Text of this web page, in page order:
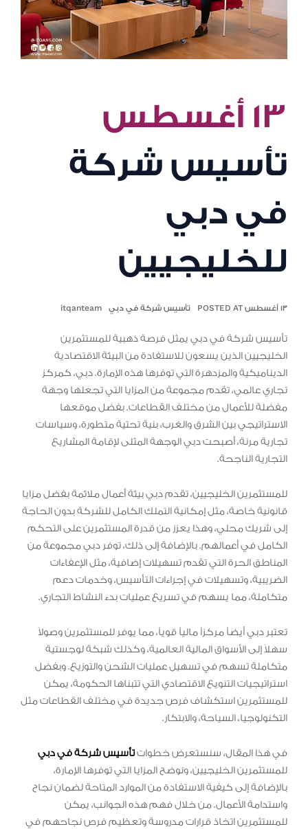
١٣ أغسطس
تأسيس شركة
في دبي
للخليجيين
١٣ أغسطس POSTED AT تأسيس شركة في دبي itqanteam
تأسيس شركة في دبي يمثل فرصة ذهبية للمستثمرين
الخليجيين الذين يسعون للاستفادة من البيئة الاقتصادية
الديناميكية والمزدهرة التي توفرها هذه الإمارة. دبي، كمركز
تجاري عالمي، تقدم مجموعة من المزايا التي تجعلها وجهة
مفضلة للأعمال من مختلف القطاعات. بفضل موقعها
الاستراتيجي بين الشرق والغرب، بنية تحتية متطورة، وسياسات
تجارية مرنة، أصبحت دبي الوجهة المثلى لإقامة المشاريع
التجارية الناجحة.
للمستثمرين الخليجيين، تقدم دبي بيئة أعمال ملائمة بفضل مزايا
قانونية خاصة، مثل إمكانية التملك الكامل للشركة بدون الحاجة
إلى شريك محلي، وهذا يعزز من قدرة المستثمرين على التحكم
الكامل في أعمالهم. بالإضافة إلى ذلك، توفر دبي مجموعة من
المناطق الحرة التي تقدم تسهيلات إضافية، مثل الإعفاءات
الضريبية، وتسهيلات في إجراءات التأسيس، وخدمات دعم
متكاملة، مما يسهم في تسريع عمليات بدء النشاط التجاري.
تعتبر دبي أيضاً مركزاً مالياً قوياً، مما يوفر للمستثمرين وصولاً
سهلاً إلى الأسواق المالية العالمية، وكذلك شبكة لوجستية
متكاملة تسهم في تسهيل عمليات الشحن والتوزيع. وبفضل
استراتيجيات التنويع الاقتصادي التي تتبناها الحكومة، يمكن
للمستثمرين استكشاف فرص جديدة في مختلف القطاعات مثل
التكنولوجيا، السياحة، والابتكار.
في هذا المقال، سنستعرض خطواتتأسيس شركة في دبي
للمستثمرين الخليجيين، ونوضح المزايا التي توفرها الإمارة،
بالإضافة إلى كيفية الاستفادة من الموارد المتاحة لضمان نجاح
واستدامة الأعمال. من خلال فهم هذه الجوانب، يمكن
للمستثمرين اتخاذ قرارات مدروسة وتعظيم فرص نجاحهم في